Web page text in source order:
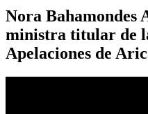
Nora Bahamondes
ministra titular de
Apelaciones de